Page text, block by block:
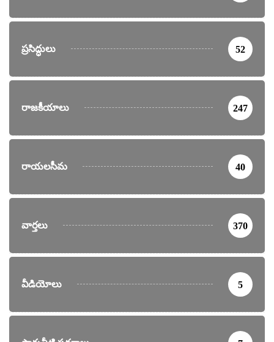
ప్రసిద్ధులు 52
రాజకీయాలు 247
రాయలసీమ 40
వార్తలు 370
వీడియోలు 5